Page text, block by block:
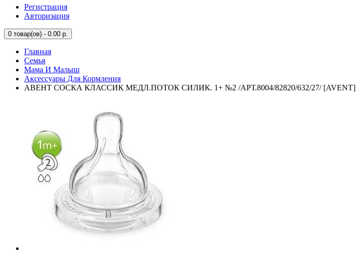
Регистрация
Авторизация
0 товар(ов) - 0.00 р.
Главная
Семья
Мама И Малыш
Аксессуары Для Кормления
АВЕНТ СОСКА КЛАССИК МЕДЛ.ПОТОК СИЛИК. 1+ №2 /АРТ.8004/82820/632/27/ [AVENT]